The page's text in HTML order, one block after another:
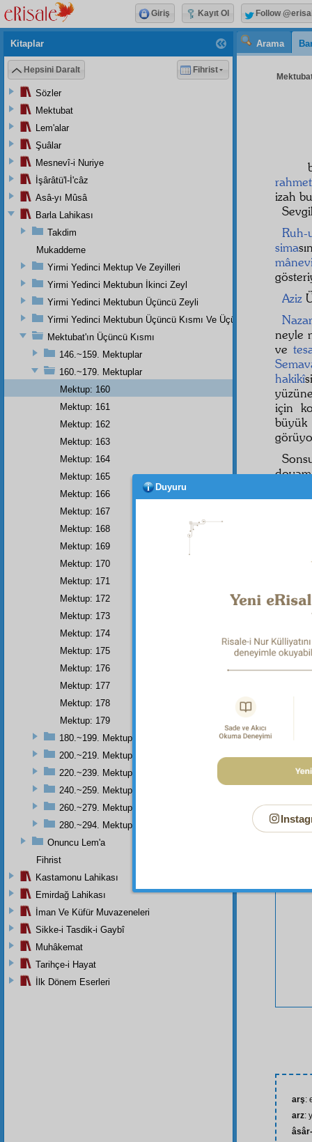
Arama
rahmet
izah
Ruh-
sima
Aziz
Nazar
neyle
ve
hakikî
için
Bu
arş:
arz:
Kitaplar
Hepsini Daralt Fihrist
Sözler
Mektubat
Lem'alar
Şuâlar
Mesnevî-i Nuriye
İşârâtü'l-İ'câz
Asâ-yı Mûsâ
Barla Lahikası
Takdim
Mukaddeme
Yirmi Yedinci Mektup Ve Zeyilleri
Yirmi Yedinci Mektubun İkinci Zeyl
Yirmi Yedinci Mektubun Üçüncü Zeyli
Yirmi Yedinci Mektubun Üçüncü Kısmı Ve Üçüncü Zeylin
Mektubat'ın Üçüncü Kısmı
146.~159. Mektuplar
160.~179. Mektuplar
Mektup: 160
Mektup: 161
Mektup: 162
Mektup: 163
Mektup: 164
Mektup: 165
Mektup: 166
Mektup: 167
Mektup: 168
Mektup: 169
Mektup: 170
Mektup: 171
Mektup: 172
Mektup: 173
Mektup: 174
Mektup: 175
Mektup: 176
Mektup: 177
Mektup: 178
Mektup: 179
180.~199. Mektuplar
200.~219. Mektuplar
220.~239. Mektuplar
240.~259. Mektuplar
260.~279. Mektuplar
280.~294. Mektuplar
Onuncu Lem'a
Fihrist
Kastamonu Lahikası
Emirdağ Lahikası
İman Ve Küfür Muvazeneleri
Sikke-i Tasdik-i Gaybî
Muhâkemat
Tarihçe-i Hayat
İlk Dönem Eserleri
Giriş Kayıt Ol Follow
Duyuru